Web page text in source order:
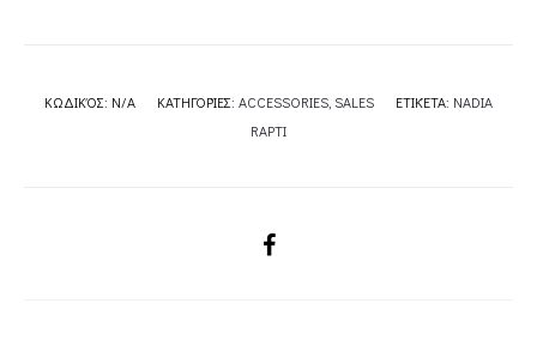
ΚΩΔΙΚΌΣ: N/A ΚΑΤΗΓΟΡΊΕΣ: ACCESSORIES SALES ΕΤΙΚΈΤΑ: NADIA
RAPTI
SHARE